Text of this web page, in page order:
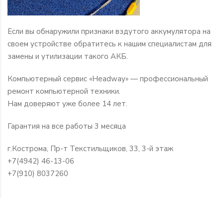
Если вы обнаружили признаки вздутого аккумулятора на
своем устройстве обратитесь к нашим специалистам для
замены и утилизации такого АКБ.
Компьютерный сервис «Headway» — профессиональный
ремонт компьютерной техники.
Нам доверяют уже более 14 лет.
Гарантия на все работы 3 месяца
г.Кострома, Пр-т Текстильщиков, 33, 3-й этаж
+7(4942) 46-13-06
+7(910) 8037260